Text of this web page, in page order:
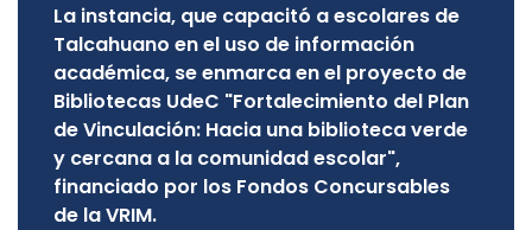
La instancia, que capacitó a escolares de
Talcahuano en el uso de información
académica, se enmarca en el proyecto de
Bibliotecas UdeC "Fortalecimiento del Plan
de Vinculación: Hacia una biblioteca verde
y cercana a la comunidad escolar",
financiado por los Fondos Concursables
de la VRIM.